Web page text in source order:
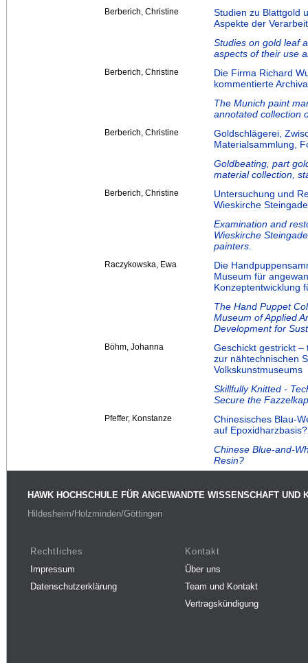
Berberich, Christine
Studien zu Blattgold
Aspekte der
Studies on gold leaf
aspects of their use
Berberich, Christine
Die Firma Richard
kommentierte
The Munich paint
annotated collection
Berberich, Christine
Goldschlägerei,
Materialsammlung,
Goldbeating, part
material collection,
Berberich, Christine
Untersuchung und
Wieskirche
Examination and
Wieskirche
painters.
Raczykowska, Ewa
Die
Museum für
Konzeptentwicklung
The Hand Puppet
Museum of Applied
Development for
Böhm, Johanna
Geschickt gestrickt –
zur nähtechnischen
Volkskunstmuseums
Skillfully Knitted -
Secure the
Pfeffer, Konstanze
Chinesisches Blau-
auf Epoxidharzbasis?
Chinese Blue-and-
Resin?
HAWK HOCHSCHULE FÜR ANGEWANDTE WISSENSCHAFT UND
Hildesheim/Holzminden/Göttingen
Rechtliches
Impressum
Datenschutzerklärung
Kontakt
Über uns
Team und Kontakt
Vertragskündigung